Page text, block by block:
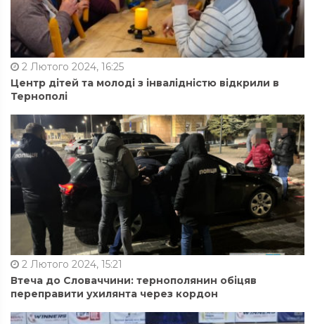
2 Лютого 2024, 16:25
Центр дітей та молоді з інвалідністю відкрили в
Тернополі
2 Лютого 2024, 15:21
Втеча до Словаччини: тернополянин обіцяв
переправити ухилянта через кордон